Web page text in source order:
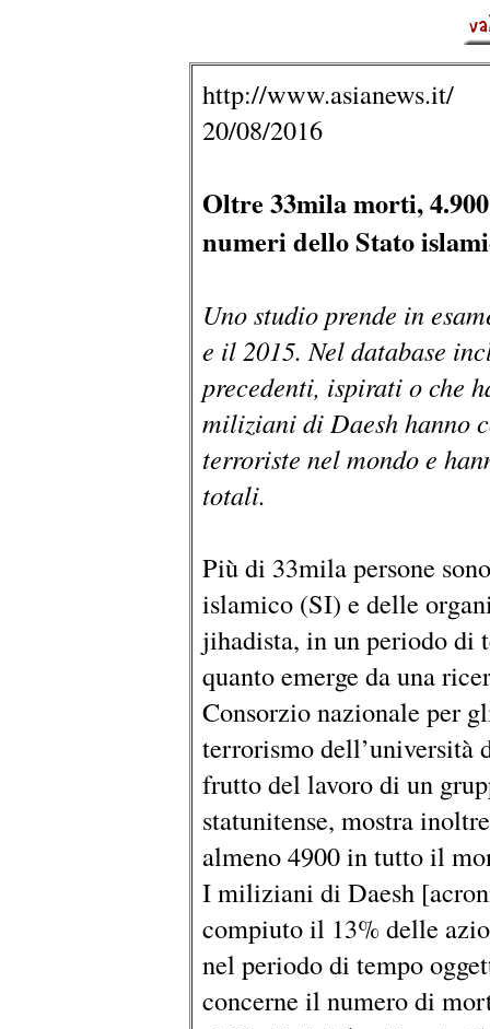
http://www.asianews.it/
20/08/2016
Oltre 33mila morti,
numeri dello Stato
Uno studio prende in
e il 2015. Nel database
precedenti, ispirati o che
miliziani di Daesh hanno
terroriste nel mondo e
totali.
Più di 33mila persone
islamico (SI) e delle
jihadista, in un periodo di
quanto emerge da una
Consorzio nazionale per
terrorismo dell’università
frutto del lavoro di un
statunitense, mostra
almeno 4900 in tutto il
I miliziani di Daesh
compiuto il 13% delle
nel periodo di tempo
concerne il numero di